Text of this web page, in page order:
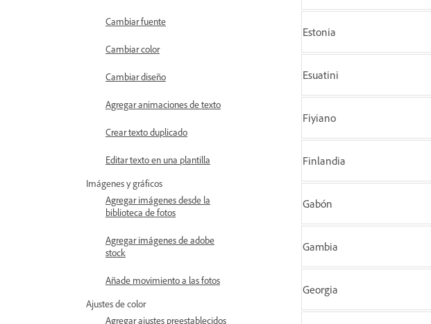
Cambiar fuente
Cambiar color
Cambiar diseño
Agregar animaciones de texto
Crear texto duplicado
Editar texto en una plantilla
Imágenes y gráficos
Agregar imágenes desde la
biblioteca de fotos
Agregar imágenes de adobe
stock
Añade movimiento a las fotos
Ajustes de color
Agregar ajustes preestablecidos
Estonia
Esuatini
Fiyiano
Finlandia
Gabón
Gambia
Georgia